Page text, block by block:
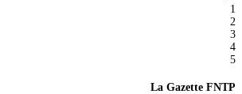
1
2
3
4
5
La Gazette FNTP